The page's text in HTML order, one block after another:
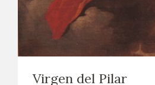
Virgen del Pilar